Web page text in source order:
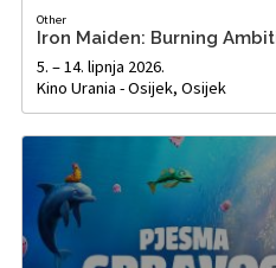
Other
Iron Maiden: Burning
5. – 14. lipnja 2026.
Kino Urania - Osijek, Osijek